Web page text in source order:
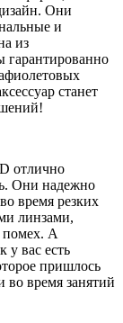
Они
и
из
гарантированно
станет
отлично
Они надежно
время резких
линзами,
помех. А
у вас есть
пришлось
время занятий